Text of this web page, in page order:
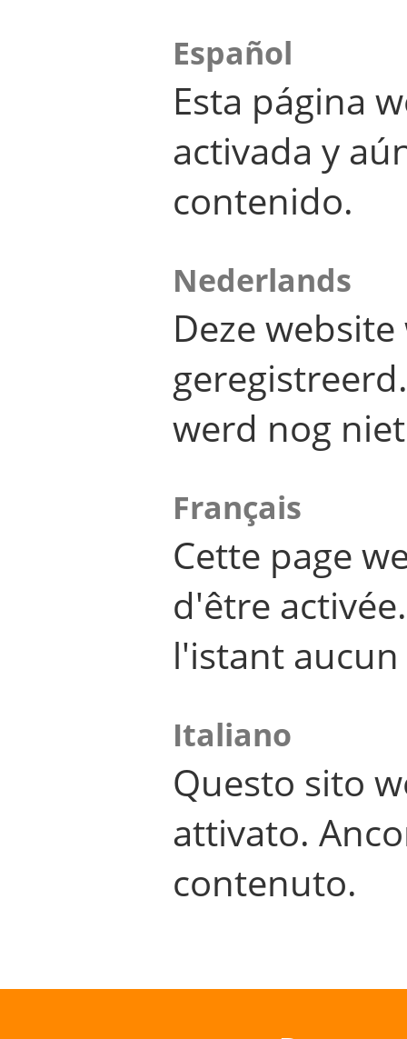
Español
Esta página
activada y
contenido.
Nederlands
Deze
werd nog
Français
Cette page
d'être
l'istant
Italiano
Questo sito
attivato.
contenuto.